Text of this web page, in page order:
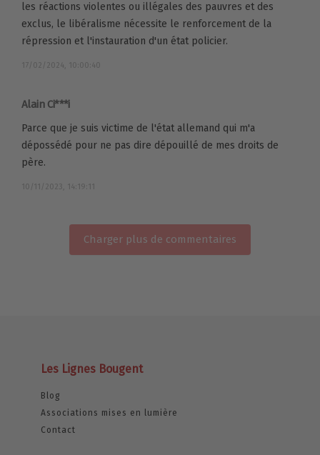
les réactions violentes ou illégales des pauvres et des
exclus, le libéralisme nécessite le renforcement de la
répression et l'instauration d'un état policier.
17/02/2024, 10:00:40
Alain Ci***i
Parce que je suis victime de l'état allemand qui m'a
dépossédé pour ne pas dire dépouillé de mes droits de
père.
10/11/2023, 14:19:11
Charger plus de commentaires
Les Lignes Bougent
Blog
Associations mises en lumière
Contact